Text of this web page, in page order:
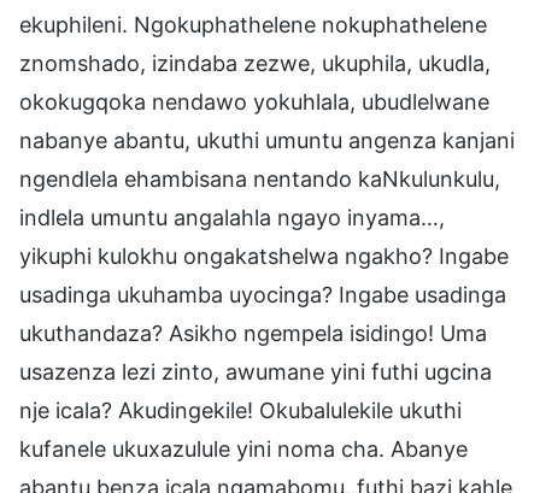
ekuphileni. Ngokuphathelene nokuphathelene
znomshado, izindaba zezwe, ukuphila, ukudla,
okokugqoka nendawo yokuhlala, ubudlelwane
nabanye abantu, ukuthi umuntu angenza kanjani
ngendlela ehambisana nentando kaNkulunkulu,
indlela umuntu angalahla ngayo inyama…,
yikuphi kulokhu ongakatshelwa ngakho? Ingabe
usadinga ukuhamba uyocinga? Ingabe usadinga
ukuthandaza? Asikho ngempela isidingo! Uma
usazenza lezi zinto, awumane yini futhi ugcina
nje icala? Akudingekile! Okubalulekile ukuthi
kufanele ukuxazulule yini noma cha. Abanye
abantu benza icala ngamabomu, futhi bazi kahle